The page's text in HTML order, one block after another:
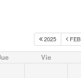
2025 FEB
Vie